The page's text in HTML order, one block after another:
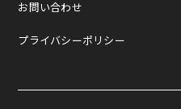
お問い合わせ
プライバシーポリシー